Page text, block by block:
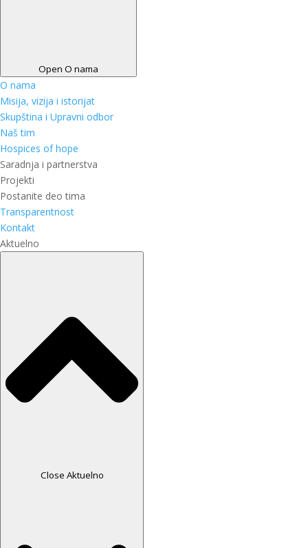
Open O nama
O nama
Misija, vizija i istorijat
Skupština i Upravni odbor
Naš tim
Hospices of hope
Saradnja i partnerstva
Projekti
Postanite deo tima
Transparentnost
Kontakt
Aktuelno
Close Aktuelno